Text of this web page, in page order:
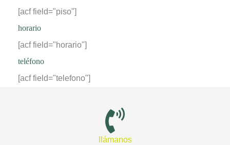
[acf field="piso"]
horario
[acf field="horario"]
teléfono
[acf field="telefono"]
llámanos